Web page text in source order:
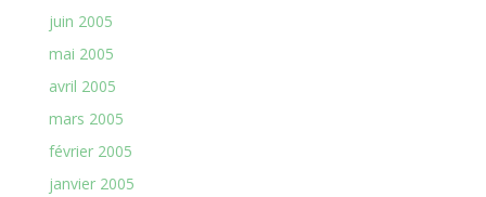
juin 2005
mai 2005
avril 2005
mars 2005
février 2005
janvier 2005